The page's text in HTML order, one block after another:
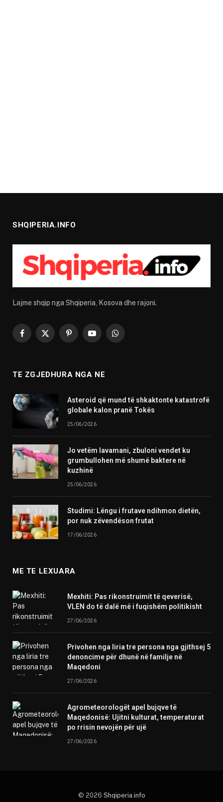
SHQIPERIA.INFO
Lajme shqip nga Shqiperia, Kosova dhe rajoni.
Facebook
X
PinterestYouTubeWhatsApp
TE ZGJEDHURA NGA NE
Asteroid që mund të shkaktonte katastrofë
globale kalon pranë Tokës
25/06/2026
Jo vetëm lavamani, zbuloni vendet ku
grumbullohen më shumë baktere në
kuzhinë
25/06/2026
Studimi: Lëngu i frutave ndihmon dietën,
por nuk zëvendëson frutat
17/06/2026
ME TE LEXUARA
Mexhiti: Pas rikonstruimit të qeverisë,
VLEN do të dalë më i fuqishëm politikisht
27/06/2026
Privohen nga liria tre persona nga gjithsej 5
denoncime për dhunë në familje në
Maqedoni
27/06/2026
Agrometeorologët apel bujqve të
Maqedonisë: Ujitni kulturat, temperaturat
po rrisin nevojën për ujë
27/06/2026
© 2026 Shqiperia.info